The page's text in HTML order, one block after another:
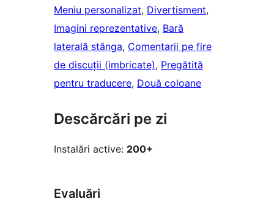
Meniu personalizat, Divertisment
Imagini reprezentative, Bară
laterală stânga, Comentarii pe fire
de discuții (imbricate), Pregătită
pentru traducere, Două coloane
Descărcări pe zi
Instalări active: 200+
Evaluări